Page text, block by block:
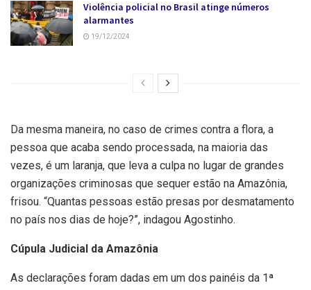
Violência policial no Brasil atinge números
alarmantes
19/12/2024
Da mesma maneira, no caso de crimes contra a flora, a
pessoa que acaba sendo processada, na maioria das
vezes, é um laranja, que leva a culpa no lugar de grandes
organizações criminosas que sequer estão na Amazônia,
frisou. “Quantas pessoas estão presas por desmatamento
no país nos dias de hoje?”, indagou Agostinho.
Cúpula Judicial da Amazônia
As declarações foram dadas em um dos painéis da 1ª